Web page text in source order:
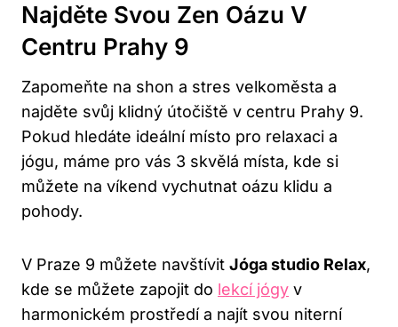
Najděte ​svou Zen Oázu V
Centru Prahy ​9
Zapomeňte na shon a stres ⁣velkoměsta a
najděte svůj klidný útočiště v centru Prahy 9. ​
Pokud hledáte​ ideální místo pro relaxaci a⁤
jógu, máme pro vás 3 skvělá místa, kde si
můžete na víkend vychutnat oázu klidu ⁢a
pohody.
V Praze 9 můžete navštívit Jóga⁣ studio ‌Relax,
kde​ se můžete zapojit do lekcí jógy v
harmonickém prostředí a najít svou niterní